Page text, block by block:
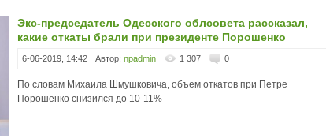
Экс-председатель Одесского облсовета рассказал,
какие откаты брали при президенте Порошенко
6-06-2019, 14:42 Автор: npadmin 1 307 0
По словам Михаила Шмушковича, объем откатов при Петре
Порошенко снизился до 10-11%